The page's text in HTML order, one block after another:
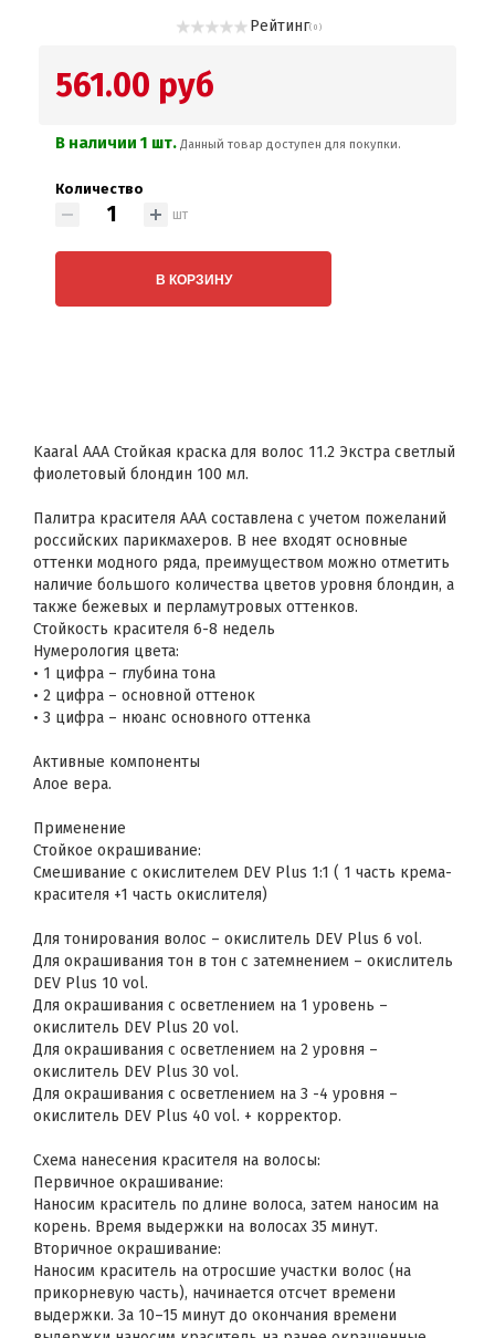
Рейтинг( 0 )
561.00 руб
В наличии 1 шт. Данный товар доступен для покупки.
Количество
шт
В КОРЗИНУ
Kaaral AAA Стойкая краска для волос 11.2 Экстра светлый
фиолетовый блондин 100 мл.
Палитра красителя ААА составлена с учетом пожеланий
российских парикмахеров. В нее входят основные
оттенки модного ряда, преимуществом можно отметить
наличие большого количества цветов уровня блондин, а
также бежевых и перламутровых оттенков.
Стойкость красителя 6-8 недель
Нумерология цвета:
• 1 цифра – глубина тона
• 2 цифра – основной оттенок
• 3 цифра – нюанс основного оттенка
Активные компоненты
Алое вера.
Применение
Стойкое окрашивание:
Смешивание с окислителем DEV Plus 1:1 ( 1 часть крема-
красителя +1 часть окислителя)
Для тонирования волос – окислитель DEV Plus 6 vol.
Для окрашивания тон в тон с затемнением – окислитель
DEV Plus 10 vol.
Для окрашивания с осветлением на 1 уровень –
окислитель DEV Plus 20 vol.
Для окрашивания с осветлением на 2 уровня –
окислитель DEV Plus 30 vol.
Для окрашивания с осветлением на 3 -4 уровня –
окислитель DEV Plus 40 vol. + корректор.
Схема нанесения красителя на волосы:
Первичное окрашивание:
Наносим краситель по длине волоса, затем наносим на
корень. Время выдержки на волосах 35 минут.
Вторичное окрашивание:
Наносим краситель на отросшие участки волос (на
прикорневую часть), начинается отсчет времени
выдержки. За 10–15 минут до окончания времени